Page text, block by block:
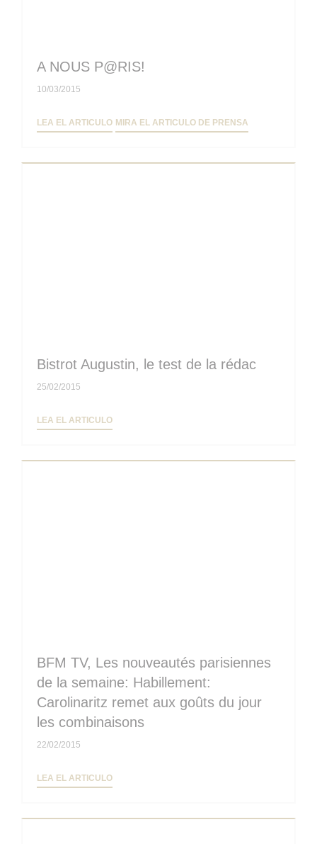
A NOUS P@RIS!
10/03/2015
LEA EL ARTICULO((ABRE EN UNA NUEVA VENTANA))
MIRA EL ARTICULO DE PRENSA
Bistrot Augustin, le test de la rédac
25/02/2015
LEA EL ARTICULO((ABRE EN UNA NUEVA VENTANA))
BFM TV, Les nouveautés parisiennes
de la semaine: Habillement:
Carolinaritz remet aux goûts du jour
les combinaisons
22/02/2015
LEA EL ARTICULO((ABRE EN UNA NUEVA VENTANA))